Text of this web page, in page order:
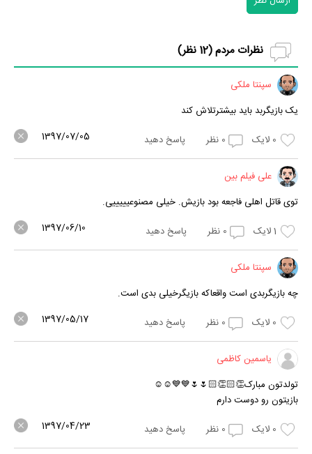
نظرات مردم (12 نظر)
سپنتا ملکی
یک بازیگربد باید بیشترتلاش کند
0 لایک 0 نظر پاسخ دهید 1397/07/05
علی فیلم بین
توی قاتل اهلی فاجعه بود بازیش. خیلی مصنوعیییییی.
1لایک 0 نظر پاسخ دهید 1397/06/10
سپنتا ملکی
چه بازیگربدی است واقعاکه بازیگرخیلی بدی است.
0 لایک 0 نظر پاسخ دهید 1397/05/17
یاسمین کاظمی
تولدتون مبارک👏🏻👏🏻🌷🌷💙💙☺☺
بازیتون رو دوست دارم
0 لایک 0 نظر پاسخ دهید 1397/04/23